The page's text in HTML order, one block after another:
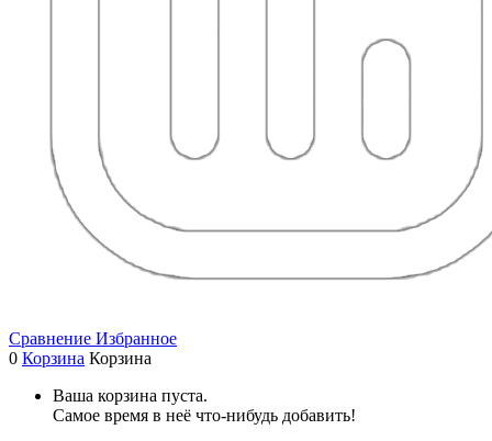
Сравнение Избранное
0 Корзина Корзина
Ваша корзина пуста.
Самое время в неё что-нибудь добавить!